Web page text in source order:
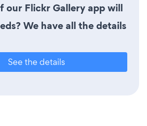
our Flickr Gallery app will
We have all the details
See the details